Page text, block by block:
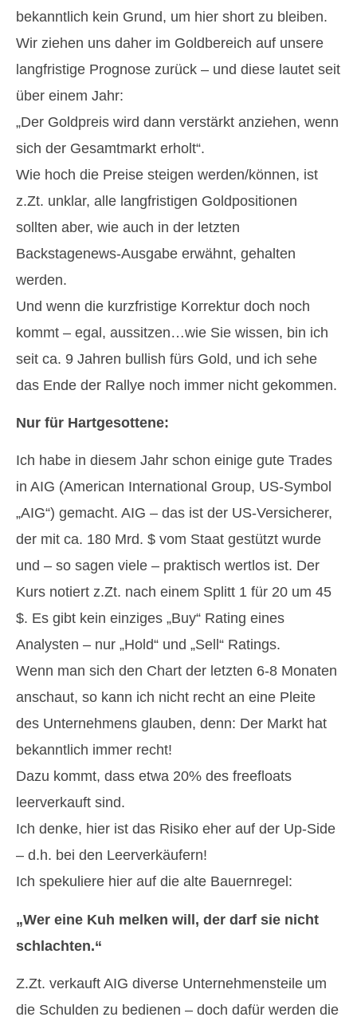
bekanntlich kein Grund, um hier short zu bleiben.
Wir ziehen uns daher im Goldbereich auf unsere
langfristige Prognose zurück – und diese lautet seit
über einem Jahr:
„Der Goldpreis wird dann verstärkt anziehen, wenn
sich der Gesamtmarkt erholt“.
Wie hoch die Preise steigen werden/können, ist
z.Zt. unklar, alle langfristigen Goldpositionen
sollten aber, wie auch in der letzten
Backstagenews-Ausgabe erwähnt, gehalten
werden.
Und wenn die kurzfristige Korrektur doch noch
kommt – egal, aussitzen…wie Sie wissen, bin ich
seit ca. 9 Jahren bullish fürs Gold, und ich sehe
das Ende der Rallye noch immer nicht gekommen.
Nur für Hartgesottene:
Ich habe in diesem Jahr schon einige gute Trades
in AIG (American International Group, US-Symbol
„AIG“) gemacht. AIG – das ist der US-Versicherer,
der mit ca. 180 Mrd. $ vom Staat gestützt wurde
und – so sagen viele – praktisch wertlos ist. Der
Kurs notiert z.Zt. nach einem Splitt 1 für 20 um 45
$. Es gibt kein einziges „Buy“ Rating eines
Analysten – nur „Hold“ und „Sell“ Ratings.
Wenn man sich den Chart der letzten 6-8 Monaten
anschaut, so kann ich nicht recht an eine Pleite
des Unternehmens glauben, denn: Der Markt hat
bekanntlich immer recht!
Dazu kommt, dass etwa 20% des freefloats
leerverkauft sind.
Ich denke, hier ist das Risiko eher auf der Up-Side
– d.h. bei den Leerverkäufern!
Ich spekuliere hier auf die alte Bauernregel:
„Wer eine Kuh melken will, der darf sie nicht
schlachten.“
Z.Zt. verkauft AIG diverse Unternehmensteile um
die Schulden zu bedienen – doch dafür werden die